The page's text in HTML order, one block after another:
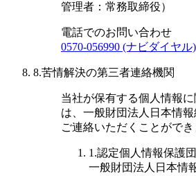
管理者：常務取締役）
電話でのお問い合わせ
0570-056990 (ナビダイヤル)
8.苦情解決の第三者連絡機関
当社が保有する個人情報
は、一般財団法人日本情
ご連絡いただくことができ
1.認定個人情報保護
一般財団法人日本情